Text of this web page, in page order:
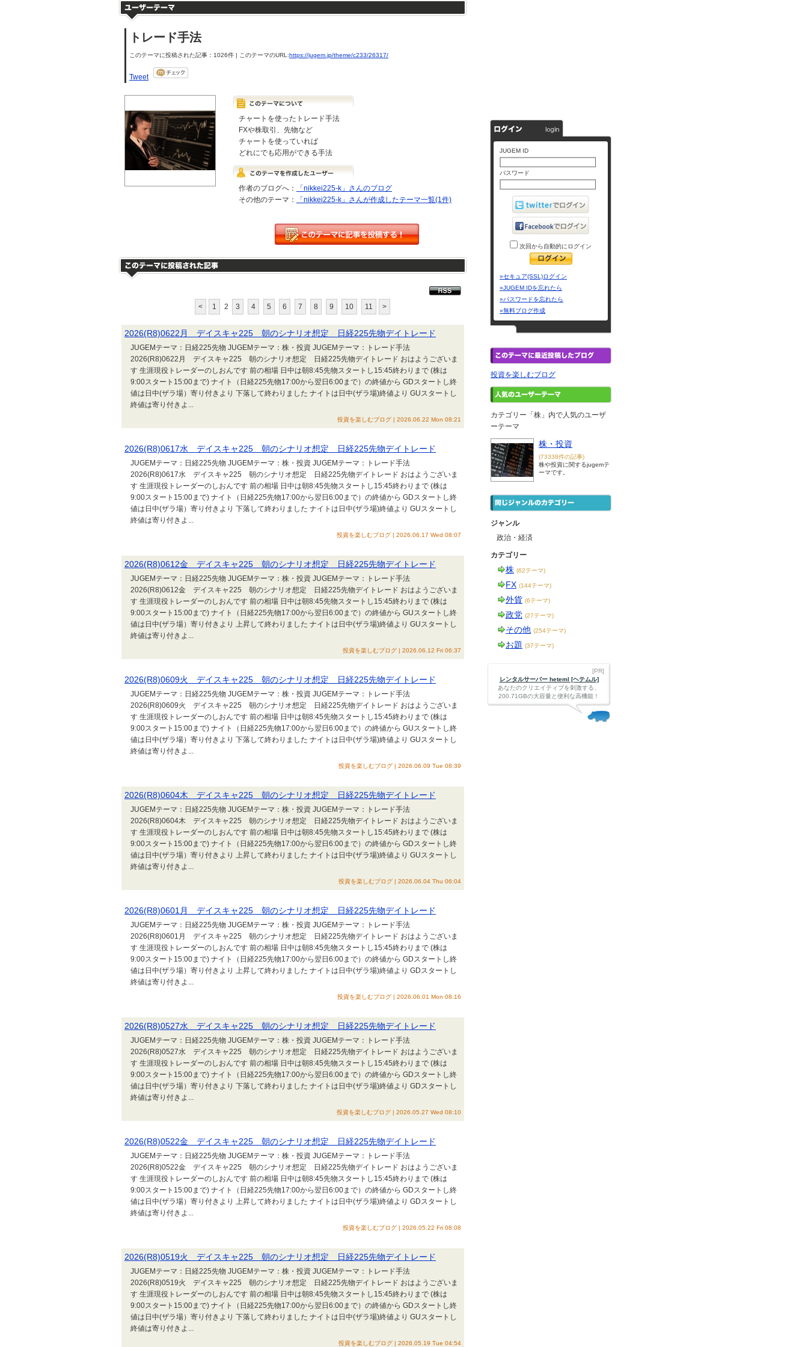
トレード手法
このテーマに投稿された記事：1026件 | このテーマのURL:https://jugem.jp/theme/c233/26317/
Tweet
チャートを使ったトレード手法
FXや株取引、先物など
チャートを使っていれば
どれにでも応用ができる手法
作者のブログへ：
「nikkei225-k」さんのブログ
その他のテーマ：
「nikkei225-k」さんが作成したテーマ一覧(1件)
< 1 2 3 4 5 6 7 8 9 10 11 >
2026(R8)0622月 デイスキャ225 朝のシナリオ想定 日経225先物デイトレード
JUGEMテーマ：日経225先物 JUGEMテーマ：株・投資 JUGEMテーマ：トレード手法
2026(R8)0622月 デイスキャ225 朝のシナリオ想定 日経225先物デイトレード おはようございま
す 生涯現役トレーダーのしおんです 前の相場 日中は朝8:45先物スタートし15:45終わりまで (株は
9:00スタート15:00まで) ナイト（日経225先物17:00から翌日6:00まで）の終値から GDスタートし終
値は日中(ザラ場）寄り付きより 下落して終わりました ナイトは日中(ザラ場)終値より GUスタートし
終値は寄り付きよ...
投資を楽しむブログ | 2026.06.22 Mon 08:21
2026(R8)0617水 デイスキャ225 朝のシナリオ想定 日経225先物デイトレード
JUGEMテーマ：日経225先物 JUGEMテーマ：株・投資 JUGEMテーマ：トレード手法
2026(R8)0617水 デイスキャ225 朝のシナリオ想定 日経225先物デイトレード おはようございま
す 生涯現役トレーダーのしおんです 前の相場 日中は朝8:45先物スタートし15:45終わりまで (株は
9:00スタート15:00まで) ナイト（日経225先物17:00から翌日6:00まで）の終値から GDスタートし終
値は日中(ザラ場）寄り付きより 下落して終わりました ナイトは日中(ザラ場)終値より GUスタートし
終値は寄り付きよ...
投資を楽しむブログ | 2026.06.17 Wed 08:07
2026(R8)0612金 デイスキャ225 朝のシナリオ想定 日経225先物デイトレード
JUGEMテーマ：日経225先物 JUGEMテーマ：株・投資 JUGEMテーマ：トレード手法
2026(R8)0612金 デイスキャ225 朝のシナリオ想定 日経225先物デイトレード おはようございま
す 生涯現役トレーダーのしおんです 前の相場 日中は朝8:45先物スタートし15:45終わりまで (株は
9:00スタート15:00まで) ナイト（日経225先物17:00から翌日6:00まで）の終値から GUスタートし終
値は日中(ザラ場）寄り付きより 上昇して終わりました ナイトは日中(ザラ場)終値より GUスタートし
終値は寄り付きよ...
投資を楽しむブログ | 2026.06.12 Fri 06:37
2026(R8)0609火 デイスキャ225 朝のシナリオ想定 日経225先物デイトレード
JUGEMテーマ：日経225先物 JUGEMテーマ：株・投資 JUGEMテーマ：トレード手法
2026(R8)0609火 デイスキャ225 朝のシナリオ想定 日経225先物デイトレード おはようございま
す 生涯現役トレーダーのしおんです 前の相場 日中は朝8:45先物スタートし15:45終わりまで (株は
9:00スタート15:00まで) ナイト（日経225先物17:00から翌日6:00まで）の終値から GUスタートし終
値は日中(ザラ場）寄り付きより 下落して終わりました ナイトは日中(ザラ場)終値より GUスタートし
終値は寄り付きよ...
投資を楽しむブログ | 2026.06.09 Tue 08:39
2026(R8)0604木 デイスキャ225 朝のシナリオ想定 日経225先物デイトレード
JUGEMテーマ：日経225先物 JUGEMテーマ：株・投資 JUGEMテーマ：トレード手法
2026(R8)0604木 デイスキャ225 朝のシナリオ想定 日経225先物デイトレード おはようございま
す 生涯現役トレーダーのしおんです 前の相場 日中は朝8:45先物スタートし15:45終わりまで (株は
9:00スタート15:00まで) ナイト（日経225先物17:00から翌日6:00まで）の終値から GDスタートし終
値は日中(ザラ場）寄り付きより 上昇して終わりました ナイトは日中(ザラ場)終値より GUスタートし
終値は寄り付きよ...
投資を楽しむブログ | 2026.06.04 Thu 06:04
2026(R8)0601月 デイスキャ225 朝のシナリオ想定 日経225先物デイトレード
JUGEMテーマ：日経225先物 JUGEMテーマ：株・投資 JUGEMテーマ：トレード手法
2026(R8)0601月 デイスキャ225 朝のシナリオ想定 日経225先物デイトレード おはようございま
す 生涯現役トレーダーのしおんです 前の相場 日中は朝8:45先物スタートし15:45終わりまで (株は
9:00スタート15:00まで) ナイト（日経225先物17:00から翌日6:00まで）の終値から GDスタートし終
値は日中(ザラ場）寄り付きより 上昇して終わりました ナイトは日中(ザラ場)終値より GDスタートし
終値は寄り付きよ...
投資を楽しむブログ | 2026.06.01 Mon 08:16
2026(R8)0527水 デイスキャ225 朝のシナリオ想定 日経225先物デイトレード
JUGEMテーマ：日経225先物 JUGEMテーマ：株・投資 JUGEMテーマ：トレード手法
2026(R8)0527水 デイスキャ225 朝のシナリオ想定 日経225先物デイトレード おはようございま
す 生涯現役トレーダーのしおんです 前の相場 日中は朝8:45先物スタートし15:45終わりまで (株は
9:00スタート15:00まで) ナイト（日経225先物17:00から翌日6:00まで）の終値から GDスタートし終
値は日中(ザラ場）寄り付きより 下落して終わりました ナイトは日中(ザラ場)終値より GDスタートし
終値は寄り付きよ...
投資を楽しむブログ | 2026.05.27 Wed 08:10
2026(R8)0522金 デイスキャ225 朝のシナリオ想定 日経225先物デイトレード
JUGEMテーマ：日経225先物 JUGEMテーマ：株・投資 JUGEMテーマ：トレード手法
2026(R8)0522金 デイスキャ225 朝のシナリオ想定 日経225先物デイトレード おはようございま
す 生涯現役トレーダーのしおんです 前の相場 日中は朝8:45先物スタートし15:45終わりまで (株は
9:00スタート15:00まで) ナイト（日経225先物17:00から翌日6:00まで）の終値から GDスタートし終
値は日中(ザラ場）寄り付きより 上昇して終わりました ナイトは日中(ザラ場)終値より GDスタートし
終値は寄り付きよ...
投資を楽しむブログ | 2026.05.22 Fri 08:08
2026(R8)0519火 デイスキャ225 朝のシナリオ想定 日経225先物デイトレード
JUGEMテーマ：日経225先物 JUGEMテーマ：株・投資 JUGEMテーマ：トレード手法
2026(R8)0519火 デイスキャ225 朝のシナリオ想定 日経225先物デイトレード おはようございま
す 生涯現役トレーダーのしおんです 前の相場 日中は朝8:45先物スタートし15:45終わりまで (株は
9:00スタート15:00まで) ナイト（日経225先物17:00から翌日6:00まで）の終値から GDスタートし終
値は日中(ザラ場）寄り付きより 下落して終わりました ナイトは日中(ザラ場)終値より GUスタートし
終値は寄り付きよ...
投資を楽しむブログ | 2026.05.19 Tue 04:54
JUGEM ID
パスワード
次回から自動的にログイン
»セキュア(SSL)ログイン
»JUGEM IDを忘れたら
»パスワードを忘れたら
»無料ブログ作成
投資を楽しむブログ
カテゴリー「株」内で人気のユーザ
ーテーマ
株・投資
(73338件の記事)
株や投資に関するjugemテ
ーマです。
ジャンル
政治・経済
カテゴリー
株 (62テーマ)
FX (144テーマ)
外貨 (6テーマ)
政党 (27テーマ)
その他 (254テーマ)
お題 (37テーマ)
[PR]
レンタルサーバー heteml [ヘテムル]
あなたのクリエイティブを刺激する、
200.71GBの大容量と便利な高機能！